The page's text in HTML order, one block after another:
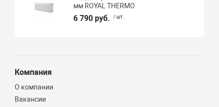
мм ROYAL THERMO
6 790 руб. / шт.
Компания
О компании
Вакансии